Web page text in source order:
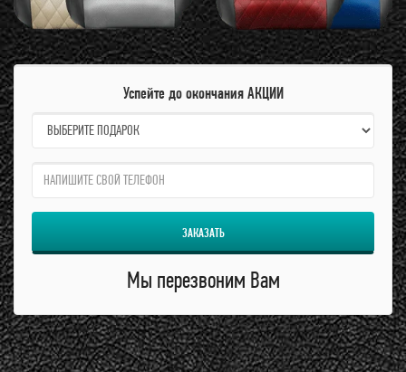
Успейте до окончания АКЦИИ
name:
qzw:
ЗАКАЗАТЬ
Мы перезвоним Вам